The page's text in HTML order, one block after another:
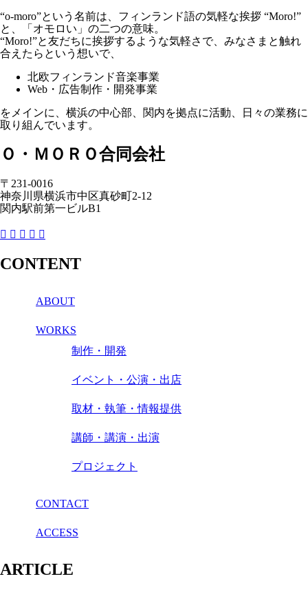
“o-moro”という名前は、フィンランド語の気軽な挨拶 “Moro!”
と、「オモロい」の二つの意味。
“Moro!”と友だちに挨拶するような気軽さで、みなさまと触れ
合えたらという想いで、
北欧フィンランド音楽事業
Web・広告制作・開発事業
をメインに、横浜の中心部、関内を拠点に活動、日々の業務に
取り組んでいます。
Ｏ・ＭＯＲＯ合同会社
〒231-0016
神奈川県横浜市中区真砂町2-12
関内駅前第一ビルB1
CONTENT
ABOUT
WORKS
制作・開発
イベント・公演・出店
取材・執筆・情報提供
講師・講演・出演
プロジェクト
CONTACT
ACCESS
ARTICLE